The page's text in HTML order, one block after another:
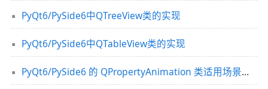
PyQt6/PySide6中QTreeView类的实现
PyQt6/PySide6中QTableView类的实现
PyQt6/PySide6 的 QPropertyAnimation 类适用场景分析